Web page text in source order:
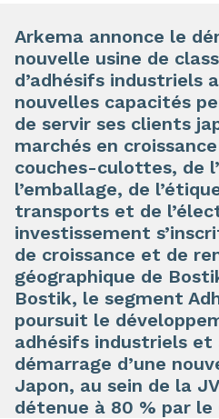
Arkema annonce le
nouvelle usine de
d’adhésifs industriels
nouvelles capacités
de servir ses clients
marchés en
couches-culottes, de
l’emballage, de
transports et de
investissement
de croissance et de
géographique de
Bostik, le segment
poursuit le
adhésifs industriels et
démarrage d’une
Japon, au sein de la
détenue à 80 % par le